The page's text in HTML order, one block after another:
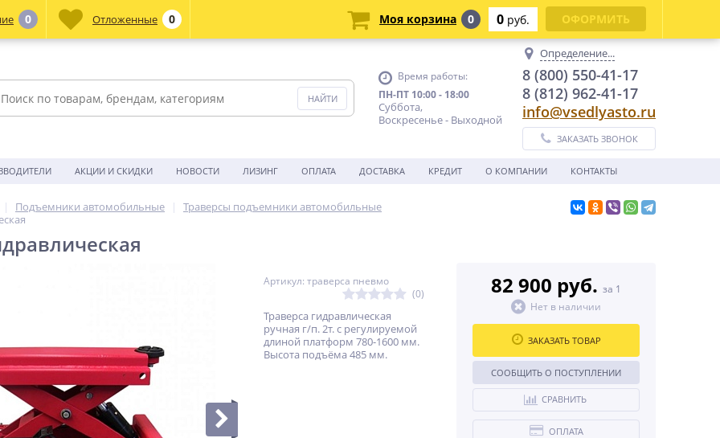
Время работы:
ПН-ПТ 10:00 - 18:00
Суббота,
Воскресенье - Выходной
Определение...
8 (800) 550-41-17
8 (812) 962-41-17
info@vsedlyasto.ru
ЗАКАЗАТЬ ЗВОНОК
АКЦИИ И СКИДКИ НОВОСТИ ЛИЗИНГ ОПЛАТА ДОСТАВКА КРЕДИТ О КОМПАНИИ КОНТАКТЫ
Подъемники автомобильные
Траверсы подъемники автомобильные
Артикул: траверса пневмо
(0)
Траверса гидравлическая
ручная г/п. 2т. с регулируемой
длиной платформ 780-1600 мм.
Высота подъёма 485 мм.
82 900 руб. за 1
Нет в наличии
ЗАКАЗАТЬ ТОВАР
СООБЩИТЬ О ПОСТУПЛЕНИИ
СРАВНИТЬ
ОПЛАТА
0 Отложенные 0 Моя корзина 0 0 руб. ОФОРМИТЬ